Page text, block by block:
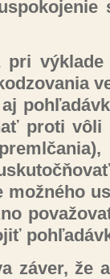
vý­kla­de
pro­ti vô­li
zá­ver, že